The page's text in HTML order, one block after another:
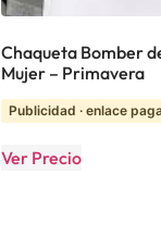
Chaqueta Bomber
Mujer – Primavera
Publicidad · enlace
Ver Precio